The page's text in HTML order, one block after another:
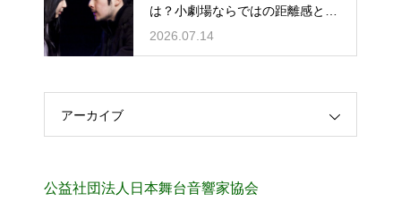
は？小劇場ならではの距離感と見
やすさを解説
2026.07.14
アーカイブ
公益社団法人日本舞台音響家協会